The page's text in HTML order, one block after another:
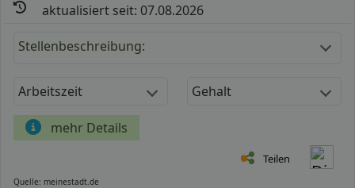
aktualisiert seit: 07.08.2026
Stellenbeschreibung:
Arbeitszeit Gehalt
mehr Details
Teilen
Quelle: meinestadt.de